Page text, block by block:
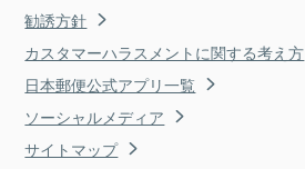
勧誘方針
カスタマーハラスメントに関する考え方
日本郵便公式アプリ一覧
ソーシャルメディア
サイトマップ